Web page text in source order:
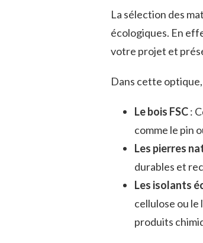
La sélection des
écologiques. En
votre projet et
Dans cette
Le bois FSC:
comme le pin
Les pierres
durables et
Les isolants
cellulose ou
produits